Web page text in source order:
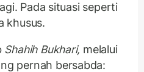
Pada situasi seperti
khusus.
Shahih Bukhari, melalui
pernah bersabda: